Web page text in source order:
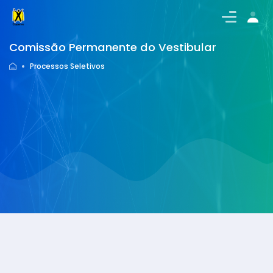
Comissão Permanente do Vestibular
Processos Seletivos